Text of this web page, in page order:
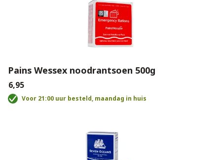
Pains Wessex noodrantsoen 500g
€6,95
Voor 21:00 uur besteld, maandag in huis